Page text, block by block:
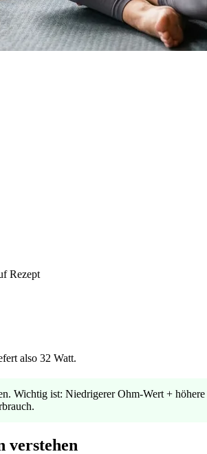
Rezept
also 32 Watt.
Wichtig ist: Niedrigerer Ohm-Wert +
verstehen